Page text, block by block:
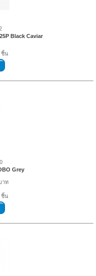
Black Caviar
ชิ้น
Grey
าท
ชิ้น